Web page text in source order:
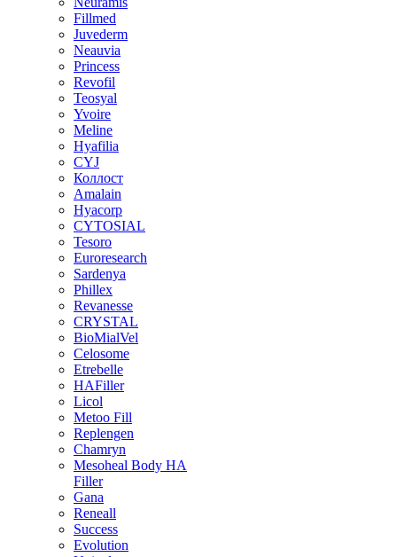
Fillmed
Juvederm
Neauvia
Princess
Revofil
Teosyal
Yvoire
Meline
Hyafilia
CYJ
Коллост
Amalain
Hyacorp
CYTOSIAL
Tesoro
Euroresearch
Sardenya
Phillex
Revanesse
CRYSTAL
BioMialVel
Celosome
Etrebelle
HAFiller
Licol
Metoo Fill
Replengen
Chamryn
Mesoheal Body HA
Filler
Gana
Reneall
Success
Evolution